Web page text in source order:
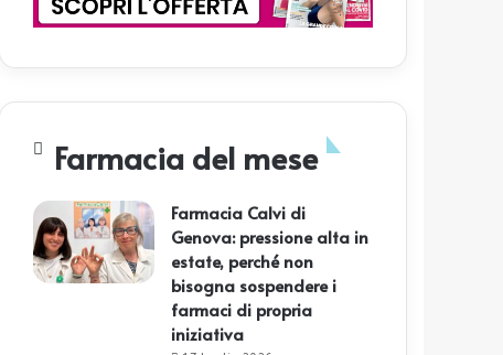
Farmacia del mese
Farmacia Calvi di
Genova: pressione alta in
estate, perché non
bisogna sospendere i
farmaci di propria
iniziativa